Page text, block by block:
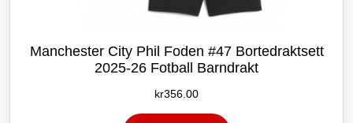
Manchester City Phil Foden #47 Bortedraktsett
2025-26 Fotball Barndrakt
kr356.00